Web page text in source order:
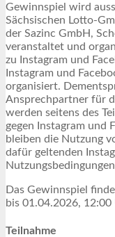
Gewinnspiel wird
Sächsischen Lotto-
der Sazinc GmbH,
veranstaltet und
zu Instagram und
Instagram und
organisiert.
Ansprechpartner für
werden seitens des
gegen Instagram und
bleiben die Nutzung
dafür geltenden
Das Gewinnspiel
bis 01.04.2026,
Teilnahme